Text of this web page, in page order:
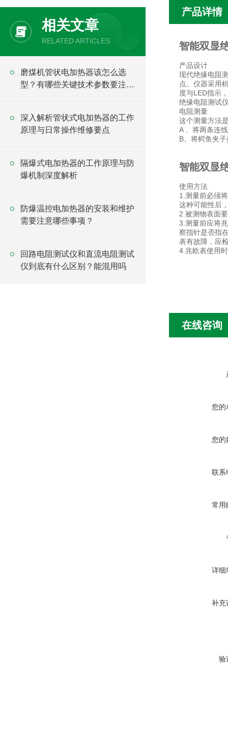
相关文章
RELATED ARTICLES
磨煤机管状电加热器该怎么选
型？有哪些关键技术参数要注
深入解析管状式电加热器的工作
原理与日常操作维修要点
隔爆式电加热器的工作原理与防
爆机制深度解析
防爆温控电加热器的安装和维护
需要注意哪些事项？
回路电阻测试仪和直流电阻测试
仪到底有什么区别？能混用吗
产品详情
智能双显
产品设计
现代绝缘电阻
点。仪器采用
度与LED指示
绝缘电阻测试
电阻测量
这个测量方法
A 、将两条连
B、将鳄鱼夹
智能双显
使用方法
1.测量前必须
这种可能性后
2.被测物表面
3.测量前应将
察指针是否指
表有故障．应
4.兆欧表使用
在线咨询
您的
您的
联系
常用
详细
补充
验